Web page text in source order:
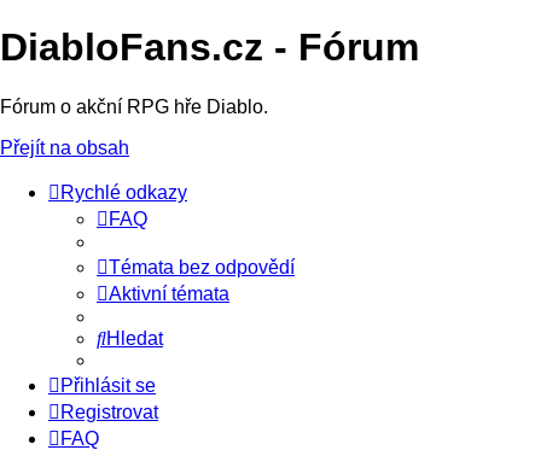
DiabloFans.cz - Fórum
Fórum o akční RPG hře Diablo.
Přejít na obsah
Rychlé odkazy
FAQ
Témata bez odpovědí
Aktivní témata
Hledat
Přihlásit se
Registrovat
FAQ